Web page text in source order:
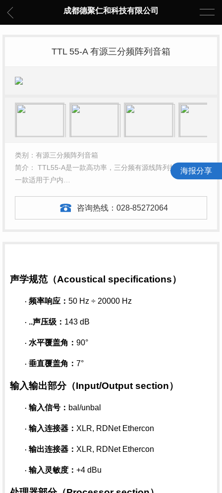
成都德聚仁和科技有限公司
TTL 55-A 有源三分频阵列音箱
类别：有源三分频阵列音箱
简介： TTL55-A是一款高功率，三分频有源线阵列扩声系统，
一款适用于户内…
咨询热线： 028-85272064
声学规范（Acoustical specifications）
· 频率响应： 50 Hz ÷ 20000 Hz
· ..声压级： 143 dB
· 水平覆盖角： 90°
· 垂直覆盖角： 7°
输入输出部分（Input/Output section）
· 输入信号： bal/unbal
· 输入连接器： XLR, RDNet Ethercon
· 输出连接器： XLR, RDNet Ethercon
· 输入灵敏度： +4 dBu
海报分享